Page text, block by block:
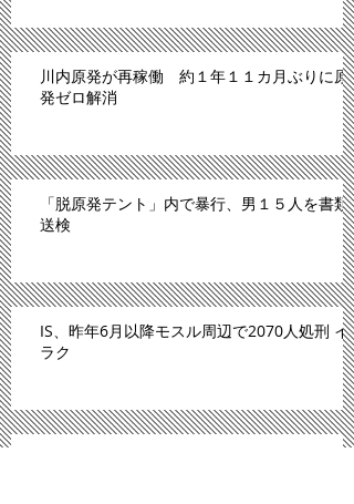
川内原発が再稼働 約１年１１カ月ぶりに原
発ゼロ解消
「脱原発テント」内で暴行、男１５人を書類
送検
IS、昨年6月以降モスル周辺で2070人処刑 イ
ラク